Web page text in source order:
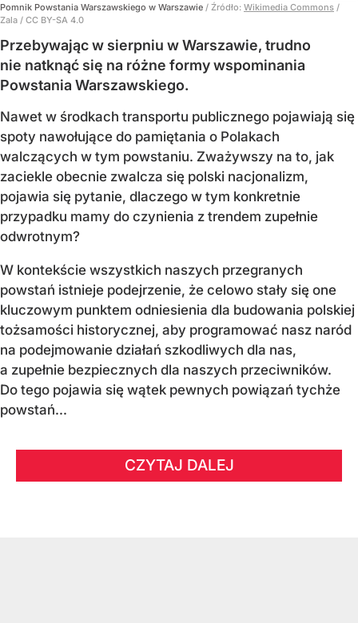
Pomnik Powstania Warszawskiego w Warszawie / Źródło: Wikimedia Commons /
Zala / CC BY-SA 4.0
Przebywając w sierpniu w Warszawie, trudno
nie natknąć się na różne formy wspominania
Powstania Warszawskiego.
Nawet w środkach transportu publicznego pojawiają się
spoty nawołujące do pamiętania o Polakach
walczących w tym powstaniu. Zważywszy na to, jak
zaciekle obecnie zwalcza się polski nacjonalizm,
pojawia się pytanie, dlaczego w tym konkretnie
przypadku mamy do czynienia z trendem zupełnie
odwrotnym?
W kontekście wszystkich naszych przegranych
powstań istnieje podejrzenie, że celowo stały się one
kluczowym punktem odniesienia dla budowania polskiej
tożsamości historycznej, aby programować nasz naród
na podejmowanie działań szkodliwych dla nas,
a zupełnie bezpiecznych dla naszych przeciwników.
Do tego pojawia się wątek pewnych powiązań tychże
powstań...
CZYTAJ DALEJ